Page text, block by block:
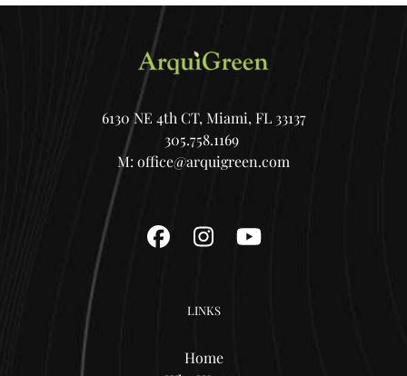
6130 NE 4th CT, Miami, FL 33137
305.758.1169
M: office@arquigreen.com
Facebook
Instagram
YouTube
LINKS
Home